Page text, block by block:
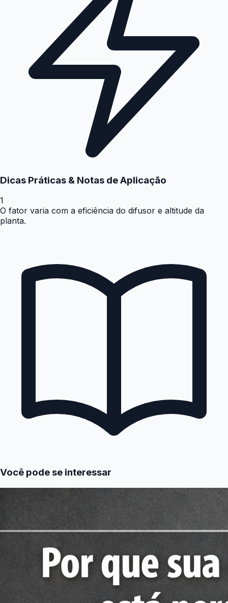
Dicas Práticas & Notas de Aplicação
1
O fator varia com a eficiência do difusor e altitude da
planta.
Você pode se interessar